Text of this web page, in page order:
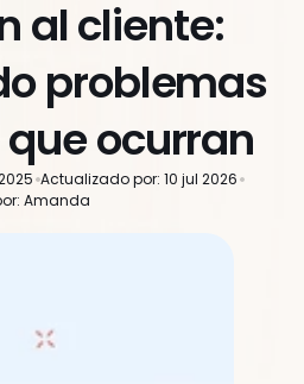
al cliente:
problemas
ocurran
Actualizado por: 10 jul 2026
Amanda